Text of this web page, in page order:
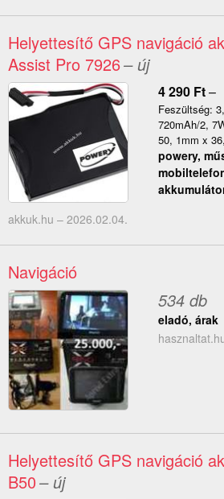
Helyettesítő GPS navigáció
Assist Pro 7926– új
4 290 Ft–
Feszültség:
720mAh/2,
50, 1mm x
powery,
akkuk.hu – 2026.02.04.
Navigáció
534 db
eladó, árak
Helyettesítő GPS navigáció
B50– új